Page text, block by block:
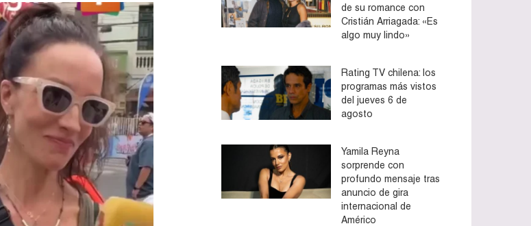
de su romance con
Cristián Arriagada: «Es
algo muy lindo»
Rating TV chilena: los
programas más vistos
del jueves 6 de
agosto
Yamila Reyna
sorprende con
profundo mensaje tras
anuncio de gira
internacional de
Américo